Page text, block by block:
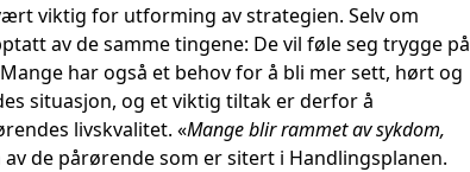
viktig for utforming av strategien. Selv om
av de samme tingene: De vil føle seg trygge på
har også et behov for å bli mer sett, hørt og
situasjon, og et viktig tiltak er derfor å
livskvalitet. «Mange blir rammet av sykdom,
av de pårørende som er sitert i Handlingsplanen.